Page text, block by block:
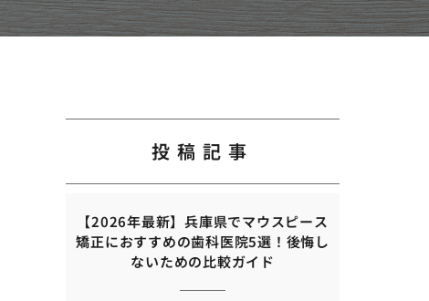
投稿記事
【2026年最新】兵庫県でマウスピース
矯正におすすめの歯科医院5選！後悔し
ないための比較ガイド